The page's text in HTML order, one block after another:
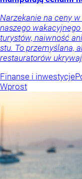
Narzekanie na ceny
naszego
turystów, naiwność
stu. To przemyślana,
restauratorów
Finanse i inwestycje
Wprost